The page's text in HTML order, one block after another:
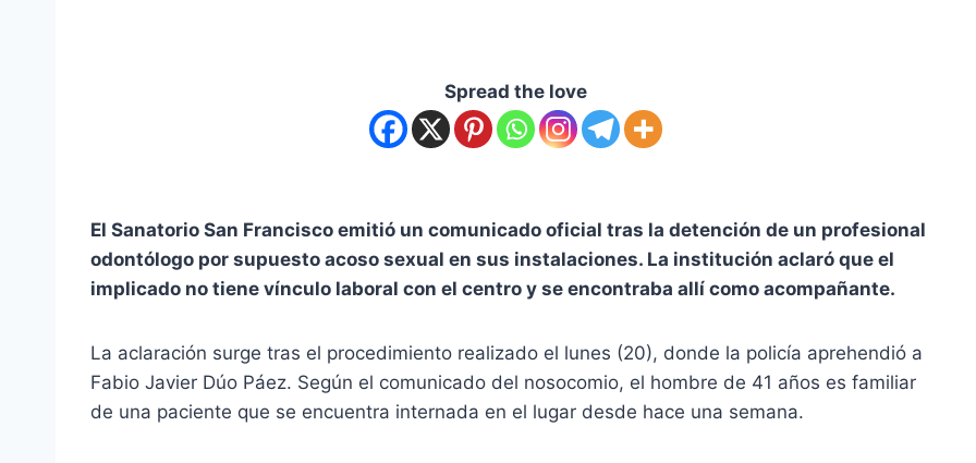
Spread the love
El Sanatorio San Francisco emitió un comunicado oficial tras la detención de un profesional
odontólogo por supuesto acoso sexual en sus instalaciones. La institución aclaró que el
implicado no tiene vínculo laboral con el centro y se encontraba allí como acompañante.
La aclaración surge tras el procedimiento realizado el lunes (20), donde la policía aprehendió a
Fabio Javier Dúo Páez. Según el comunicado del nosocomio, el hombre de 41 años es familiar
de una paciente que se encuentra internada en el lugar desde hace una semana.